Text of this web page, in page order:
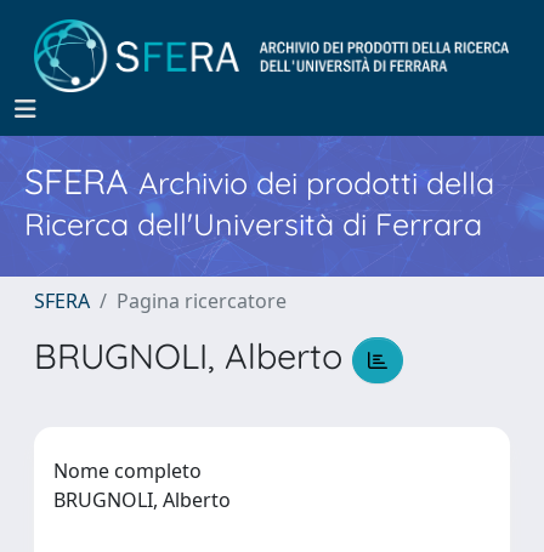
SFERA Archivio dei prodotti della
Ricerca dell'Università di Ferrara
SFERA Pagina ricercatore
BRUGNOLI, Alberto
Nome completo
BRUGNOLI, Alberto